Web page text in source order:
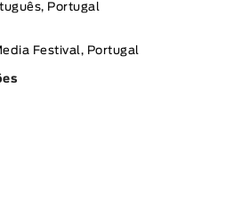
Portugal
Festival, Portugal